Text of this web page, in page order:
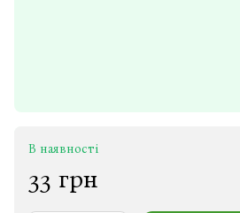
В наявності
33 грн